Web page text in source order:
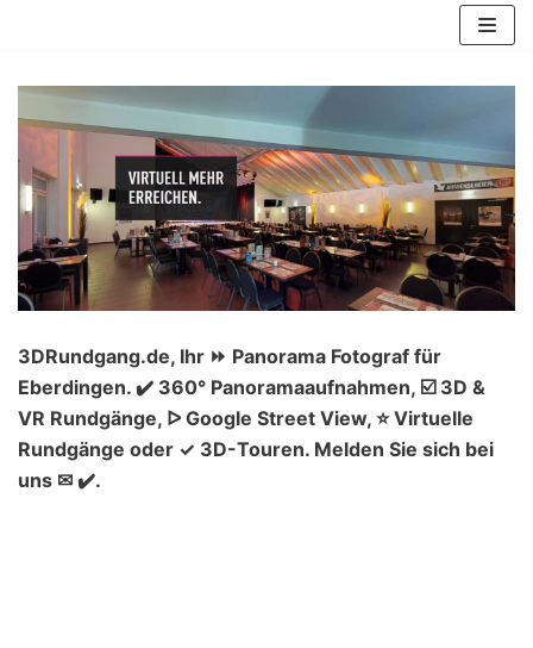
Inhalt
springen
3DRundgang.de, Ihr ⏩ Panorama Fotograf für
Eberdingen. ✔️ 360° Panoramaaufnahmen, ☑️ 3D &
VR Rundgänge, ᐅ Google Street View, ⭐ Virtuelle
Rundgänge oder ✓ 3D-Touren. Melden Sie sich bei
uns ✉ ✔️.